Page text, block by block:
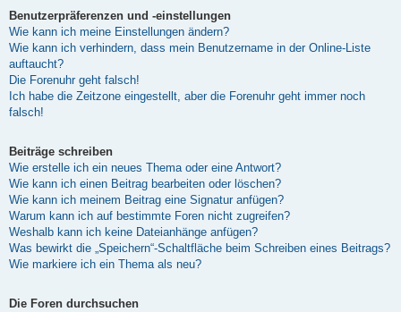
Benutzerpräferenzen und -einstellungen
Wie kann ich meine Einstellungen ändern?
Wie kann ich verhindern, dass mein Benutzername in der Online-Liste
auftaucht?
Die Forenuhr geht falsch!
Ich habe die Zeitzone eingestellt, aber die Forenuhr geht immer noch
falsch!
Beiträge schreiben
Wie erstelle ich ein neues Thema oder eine Antwort?
Wie kann ich einen Beitrag bearbeiten oder löschen?
Wie kann ich meinem Beitrag eine Signatur anfügen?
Warum kann ich auf bestimmte Foren nicht zugreifen?
Weshalb kann ich keine Dateianhänge anfügen?
Was bewirkt die „Speichern“-Schaltfläche beim Schreiben eines Beitrags?
Wie markiere ich ein Thema als neu?
Die Foren durchsuchen